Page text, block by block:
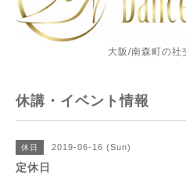
大阪/南森町の社
休講・イベント情報
休日 2019-06-16 (Sun)
定休日